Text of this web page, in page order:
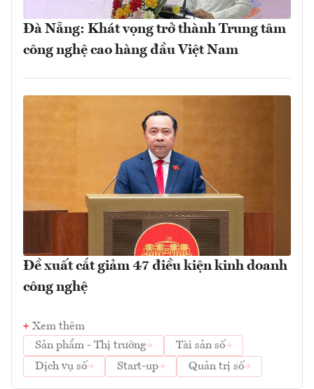
Đà Nẵng: Khát vọng trở thành Trung tâm
công nghệ cao hàng đầu Việt Nam
Đề xuất cắt giảm 47 điều kiện kinh doanh
công nghệ
Xem thêm
Sản phẩm - Thị trường
Tài sản số
Dịch vụ số
Start-up Quản trị số